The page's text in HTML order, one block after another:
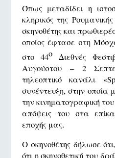
Όπως μεταδίδει η
κληρικός της
σκηνοθέτης και
οποίος έφτασε στη
στο 44οΔιεθνές
Αυγούστου – 2
τηλεοπτικό κανάλι
συνέντευξη, στην οποία
την κινηματογραφική
απόψεις του στα
εποχής μας.
Ο σκηνοθέτης δήλωσε
ότι η σκηνοθετική του